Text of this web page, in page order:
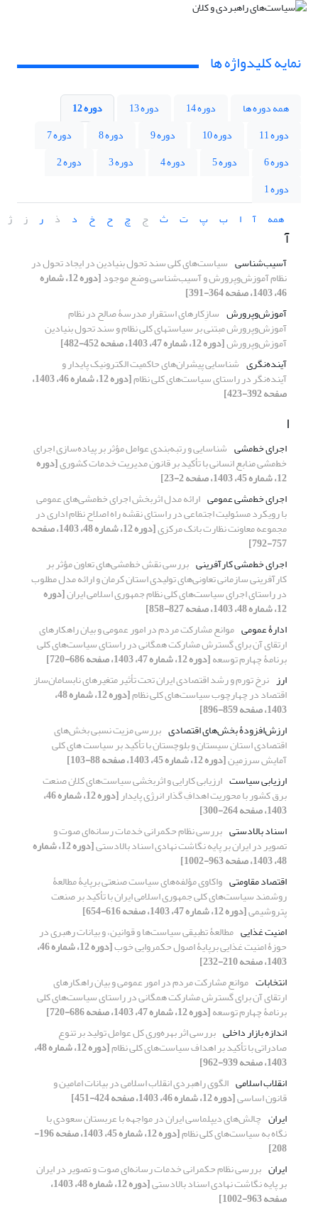
نمایه کلیدواژه ها
همه دوره ها دوره 14 دوره 13
دوره 12
دوره 11
دوره 10 دوره 9 دوره 8
دوره 7
دوره 6
دوره 5 دوره 4 دوره 3
دوره 2
دوره 1
همه
آ ا ب پ ت ث ج چ ح خ د ذ ر ز ژ
آ
آسیب‌شناسی سیاست‌های کلی سند تحول بنیادین در ایجاد تحول در
نظام آموزش‌وپرورش و آسیب‌شناسی وضع موجود [دوره 12، شماره
46، 1403، صفحه 364-391]
آموزش‌وپرورش سازِکارهای استقرار مدرسۀ صالح در نظام
آموزش‌وپرورش مبتنی بر سیاست‏های کلی نظام و سند تحول بنیادین
آموزش‌وپرورش[دوره 12، شماره 47، 1403، صفحه 452-482]
آینده‌نگری شناسایی پیشران‌های حاکمیت الکترونیک پایدار و
آینده‌نگر در راستای سیاست‌های کلی نظام [دوره 12، شماره 46، 1403،
صفحه 392-423]
ا
اجرای خط‌مشی شناسایی و رتبه‌بندی عوامل مؤثر بر پیاده‌سازی اجرای
خط‌مشی منابع انسانی با تأکید بر قانون مدیریت خدمات کشوری[دوره
12، شماره 45، 1403، صفحه 2-23]
اجرای خط‌مشی عمومی ارائه مدل اثربخش اجرای خط‌مشی‌های عمومی
با رویکرد مسئولیت اجتماعی در راستای نقشه راه اصلاح نظام اداری در
مجموعه معاونت نظارت بانک مرکزی [دوره 12، شماره 48، 1403، صفحه
757-792]
اجرای خط‌مشی کارآفرینی بررسی نقش خط‌مشی‌های تعاون مؤثر بر
کارآفرینی سازمانی تعاونی‌های تولیدی استان کرمان و ارائه مدل مطلوب
در راستای اجرای سیاست‌های کلی نظام جمهوری اسلامی ایران[دوره
12، شماره 48، 1403، صفحه 827-858]
ادارۀ عمومی موانع مشارکت مردم در امور عمومی و بیان راهکارهای
ارتقای آن برای گسترش مشارکت همگانی در راستای سیاست‌های کلی
برنامۀ چهارم توسعه[دوره 12، شماره 47، 1403، صفحه 686-720]
ارز نرخ تورم و رشد اقتصادی ایران تحت تأثیر متغیرهای نابسامان‌ساز
اقتصاد در چهارچوب سیاست‌های کلی نظام [دوره 12، شماره 48،
1403، صفحه 859-896]
ارزش‌اﻓﺰودۀ بخش‌های اقتصادی بررسی مزیت نسبی بخش‌های
اقتصادی استان سیستان و بلوچستان با تأکید بر سیاست های کلی
آمایش سرزمین[دوره 12، شماره 45، 1403، صفحه 88-103]
ارزیابی سیاست ارزیابی کارایی و اثربخشی سیاست‌های کلان صنعت
برق کشور با محوریت اهدافِ گذار انرژی پایدار [دوره 12، شماره 46،
1403، صفحه 264-300]
اسناد بالادستی بررسی نظام حکمرانی خدمات رسانه‌ای صوت و
تصویر در ایران بر پایه نگاشت نهادی اسناد بالادستی [دوره 12، شماره
48، 1403، صفحه 963-1002]
اقتصاد مقاومتی واکاوی مؤلفه‌های سیاست‌ صنعتی برپایۀ مطالعۀ
روشمند سیاست‌های کلی جمهوری اسلامی ایران با تأکید بر صنعت
پتروشیمی[دوره 12، شماره 47، 1403، صفحه 616-654]
امنیت غذایی مطالعۀ تطبیقی سیاست‌ها و قوانین، و بیانات رهبری در
حوزۀ امنیت غذایی برپایۀ اصول حکمروایی خوب [دوره 12، شماره 46،
1403، صفحه 210-232]
انتخابات موانع مشارکت مردم در امور عمومی و بیان راهکارهای
ارتقای آن برای گسترش مشارکت همگانی در راستای سیاست‌های کلی
برنامۀ چهارم توسعه[دوره 12، شماره 47، 1403، صفحه 686-720]
اندازه بازار داخلی بررسی اثر بهره‌وری کل عوامل تولید بر تنوع
صادراتی با تأکید بر اهداف سیاست‌های کلی نظام [دوره 12، شماره 48،
1403، صفحه 939-962]
انقلاب اسلامی الگوی راهبردی انقلاب اسلامی در بیانات امامین و
قانون اساسی[دوره 12، شماره 46، 1403، صفحه 424-451]
ایران چالش‌های دیپلماسی ایران در مواجهه با عربستان سعودی با
نگاه به سیاست‌های کلی نظام [دوره 12، شماره 45، 1403، صفحه 196-
208]
ایران بررسی نظام حکمرانی خدمات رسانه‌ای صوت و تصویر در ایران
بر پایه نگاشت نهادی اسناد بالادستی [دوره 12، شماره 48، 1403،
صفحه 963-1002]